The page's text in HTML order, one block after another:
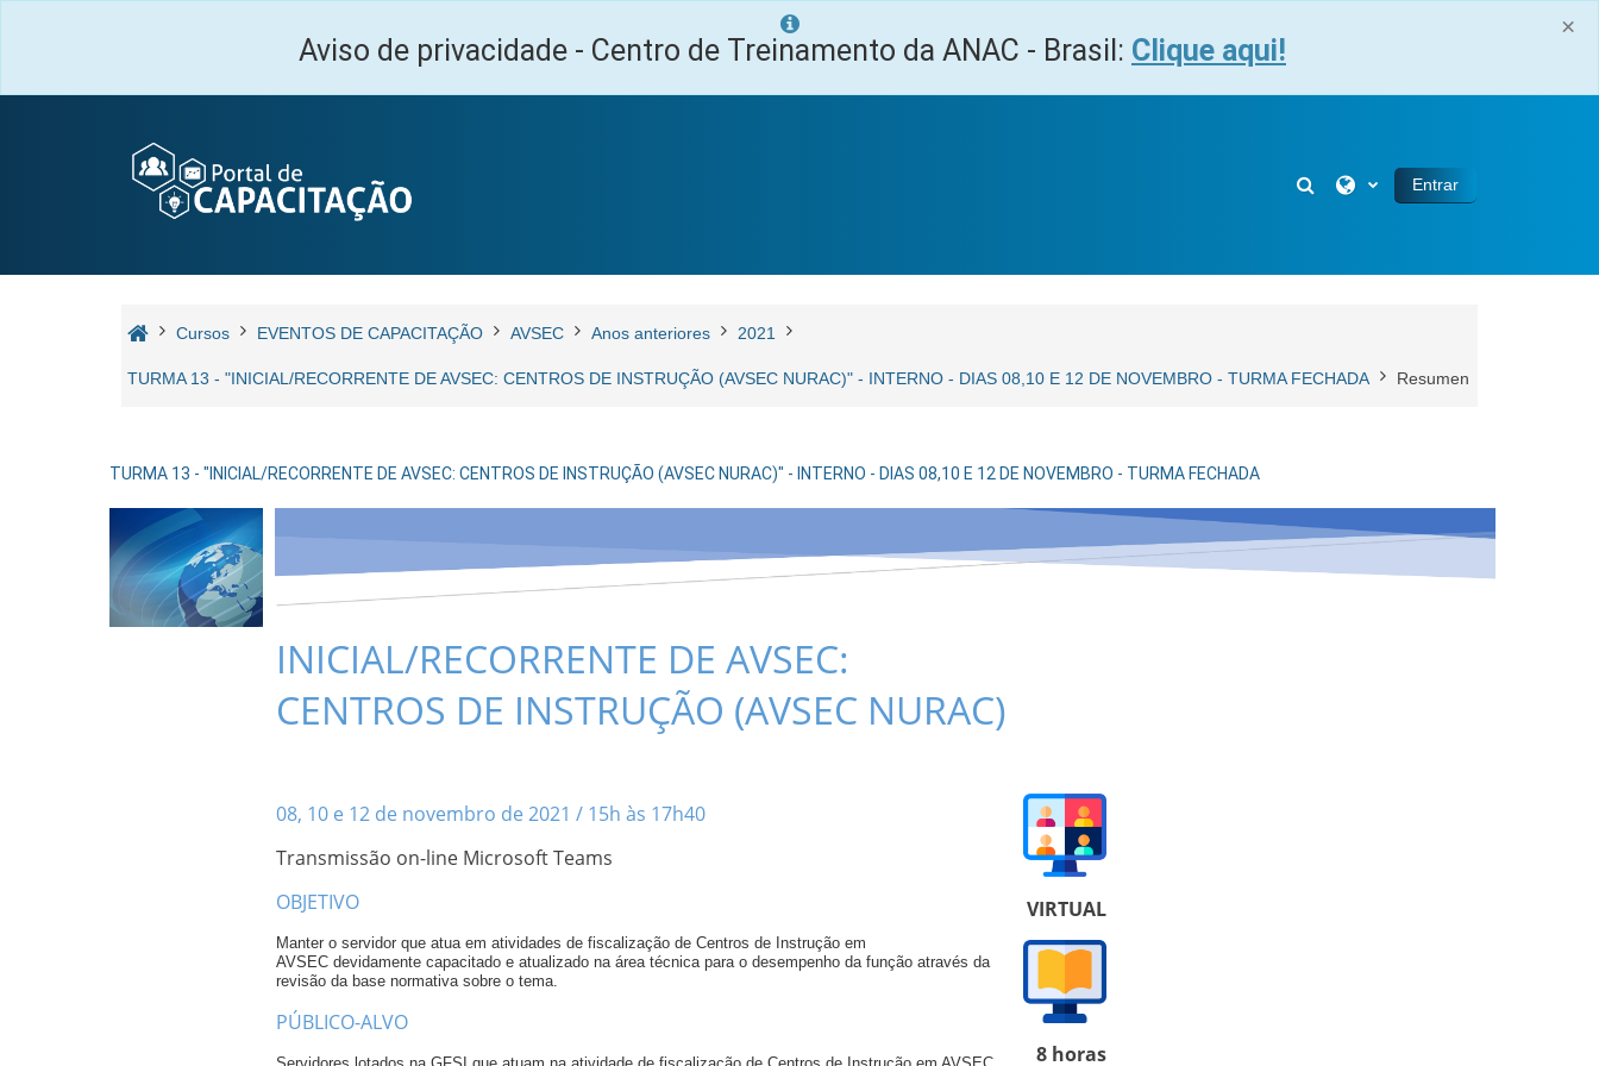
×
Aviso de privacidade - Centro de Treinamento da ANAC - Brasil: Clique aqui!
Selector de búsqueda de
Entrar
Cursos EVENTOS DE CAPACITAÇÃO AVSEC Anos anteriores 2021
TURMA 13 - "INICIAL/RECORRENTE DE AVSEC: CENTROS DE INSTRUÇÃO (AVSEC NURAC)" - INTERNO - DIAS 08,10 E 12 DE NOVEMBRO - TURMA FECHADA Resumen
TURMA 13 - "INICIAL/RECORRENTE DE AVSEC: CENTROS DE INSTRUÇÃO (AVSEC NURAC)" - INTERNO - DIAS 08,10 E 12 DE NOVEMBRO - TURMA FECHADA
INICIAL/RECORRENTE DE AVSEC:
CENTROS DE INSTRUÇÃO (AVSEC NURAC)
08, 10 e 12 de novembro de 2021 / 15h às 17h40
Transmissão on-line Microsoft Teams
OBJETIVO
Manter o servidor que atua em atividades de fiscalização de Centros de Instrução em
AVSEC devidamente capacitado e atualizado na área técnica para o desempenho da função através da
revisão da base normativa sobre o tema.
PÚBLICO-ALVO
VIRTUAL
8 horas